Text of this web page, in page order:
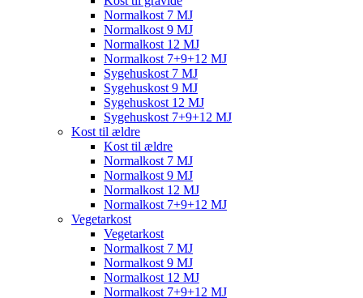
Normalkost 7 MJ
Normalkost 9 MJ
Normalkost 12 MJ
Normalkost 7+9+12 MJ
Sygehuskost 7 MJ
Sygehuskost 9 MJ
Sygehuskost 12 MJ
Sygehuskost 7+9+12 MJ
Kost til ældre
Kost til ældre
Normalkost 7 MJ
Normalkost 9 MJ
Normalkost 12 MJ
Normalkost 7+9+12 MJ
Vegetarkost
Vegetarkost
Normalkost 7 MJ
Normalkost 9 MJ
Normalkost 12 MJ
Normalkost 7+9+12 MJ